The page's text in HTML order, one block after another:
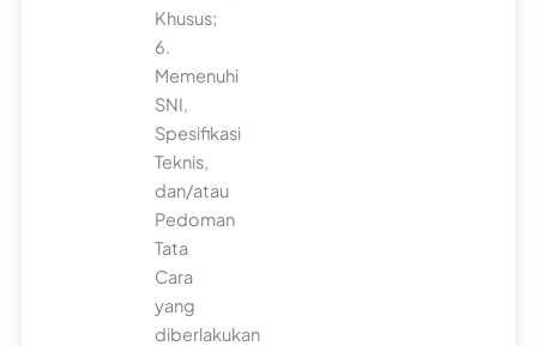
Khusus;
6.
Memenuhi
SNI,
Spesifikasi
Teknis,
dan/atau
Pedoman
Tata
Cara
yang
diberlakukan